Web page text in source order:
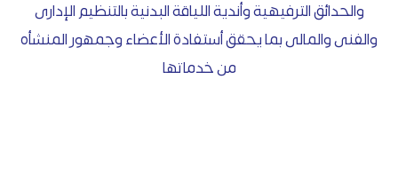
والحدائق الترفيهية وأندية اللياقة البدنية بالتنظيم الإدارى
والفنى والمالى بما يحقق أستفادة الأعضاء وجمهور المنشأه
من خدماتها